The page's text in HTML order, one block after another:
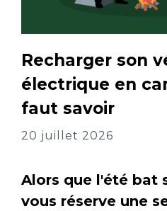
Recharger son
électrique en
faut savoir
20 juillet 2026
Alors que l'été bat
vous réserve une